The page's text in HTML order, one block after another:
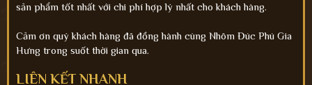
sản phẩm tốt nhất với chi phí hợp lý nhất cho khách hàng.
Cảm ơn quý khách hàng đã đồng hành cùng Nhôm Đúc Phú Gia
Hưng trong suốt thời gian qua.
LIÊN KẾT NHANH